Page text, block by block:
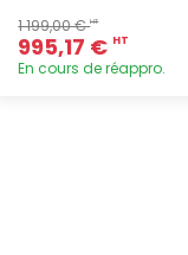
1 199,00 €HT
995,17 € HT
En cours de réappro.